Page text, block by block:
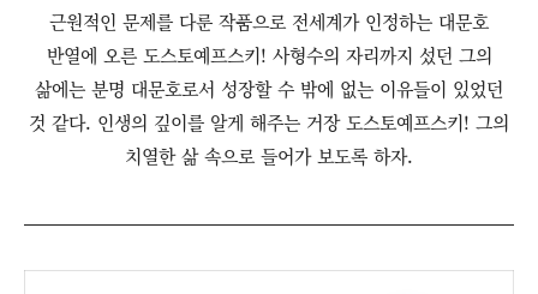
근원적인 문제를 다룬 작품으로 전세계가 인정하는 대문호
반열에 오른 도스토예프스키! 사형수의 자리까지 섰던 그의
삶에는 분명 대문호로서 성장할 수 밖에 없는 이유들이 있었던
것 같다. 인생의 깊이를 알게 해주는 거장 도스토예프스키! 그의
치열한 삶 속으로 들어가 보도록 하자.